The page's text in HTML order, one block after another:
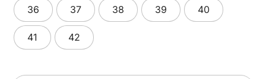
36 37 38 39 40
41 42